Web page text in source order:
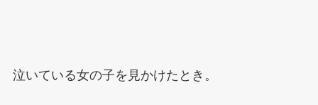
泣いている女の子を見かけたとき。